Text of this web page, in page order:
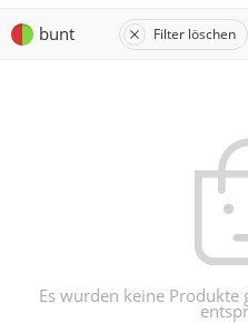
bunt Filter löschen
Es wurden keine